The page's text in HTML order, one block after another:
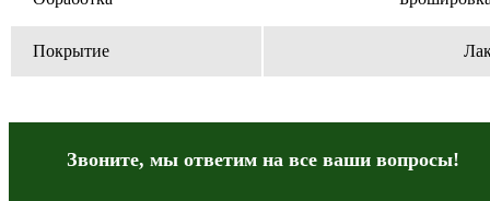
Покрытие
Звоните, мы ответим на всеваши вопросы!